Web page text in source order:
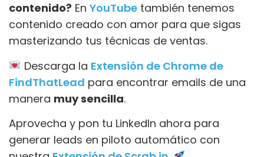
contenido? En YouTube también tenemos
contenido creado con amor para que sigas
masterizando tus técnicas de ventas.
Descarga la Extensión de Chrome de
FindThatLead para encontrar emails de una
manera muy sencilla.
Aprovecha y pon tu LinkedIn ahora para
generar leads en piloto automático con